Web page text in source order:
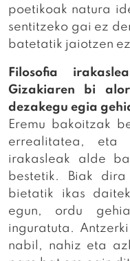
poetikoak natura
sentitzeko gai ez
batetatik jaiotzen
Filosofia
Gizakiaren bi
dezakegu egia
Eremu bakoitzak
errealitatea,
irakasleak alde
bestetik. Biak
bietatik ikas
egun, ordu
inguratuta.
nabil, nahiz eta